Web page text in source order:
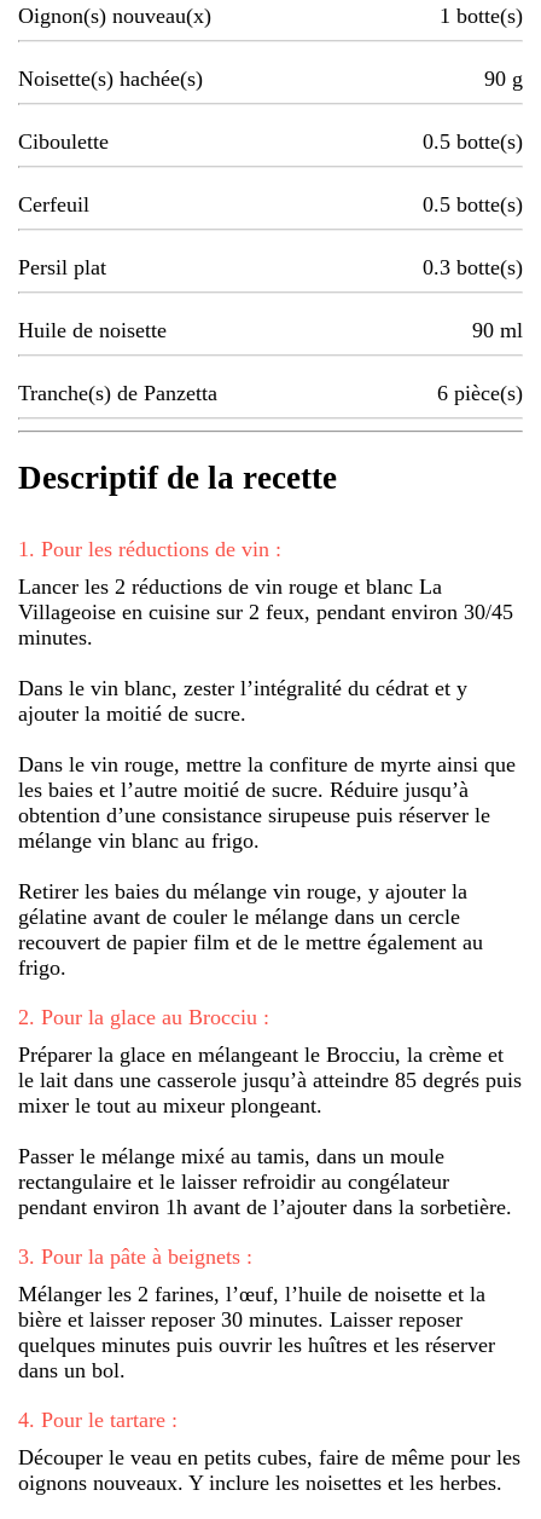
Oignon(s) nouveau(x) 1 botte(s)
Noisette(s) hachée(s) 90 g
Ciboulette 0.5 botte(s)
Cerfeuil 0.5 botte(s)
Persil plat 0.3 botte(s)
Huile de noisette 90 ml
Tranche(s) de Panzetta 6 pièce(s)
Descriptif de la recette
1 . Pour les réductions de vin :
Lancer les 2 réductions de vin rouge et blanc La
Villageoise en cuisine sur 2 feux, pendant environ 30/45
minutes.
Dans le vin blanc, zester l’intégralité du cédrat et y
ajouter la moitié de sucre.
Dans le vin rouge, mettre la confiture de myrte ainsi que
les baies et l’autre moitié de sucre. Réduire jusqu’à
obtention d’une consistance sirupeuse puis réserver le
mélange vin blanc au frigo.
Retirer les baies du mélange vin rouge, y ajouter la
gélatine avant de couler le mélange dans un cercle
recouvert de papier film et de le mettre également au
frigo.
2. Pour la glace au Brocciu :
Préparer la glace en mélangeant le Brocciu, la crème et
le lait dans une casserole jusqu’à atteindre 85 degrés puis
mixer le tout au mixeur plongeant.
Passer le mélange mixé au tamis, dans un moule
rectangulaire et le laisser refroidir au congélateur
pendant environ 1h avant de l’ajouter dans la sorbetière.
3. Pour la pâte à beignets :
Mélanger les 2 farines, l’œuf, l’huile de noisette et la
bière et laisser reposer 30 minutes. Laisser reposer
quelques minutes puis ouvrir les huîtres et les réserver
dans un bol.
4. Pour le tartare :
Découper le veau en petits cubes, faire de même pour les
oignons nouveaux. Y inclure les noisettes et les herbes.